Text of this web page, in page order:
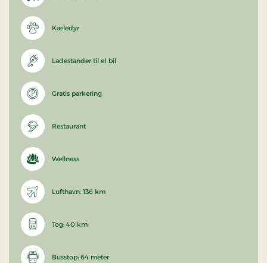
Kæledyr
Ladestander til el-bil
Gratis parkering
Restaurant
Wellness
Lufthavn: 136 km
Tog: 40 km
Busstop: 64 meter